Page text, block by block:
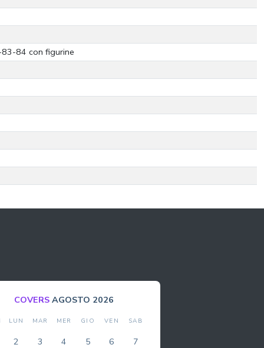
84 con figurine
COVERS AGOSTO 2026
LUN MAR MER GIO VEN SAB
2 3 4 5 6 7